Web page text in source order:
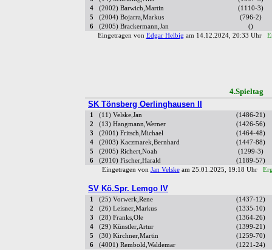
4
(2002) Barwich,Martin
(1110-3)
5
(2004) Bojarra,Markus
(796-2)
6
(2005) Brackermann,Jan
()
Eingetragen von Edgar Helbig am 14.12.2024, 20:33 Uhr
SK Tönsberg Oerlinghausen II
1 (11) Velske,Jan
(1486-21)
2
(13) Hangmann,Werner
(1426-56)
3
(2001) Fritsch,Michael
(1464-48)
4
(2003) Kaczmarek,Bernhard
(1447-88)
5
(2005) Richert,Noah
(1299-3)
6
(2010) Fischer,Harald
(1189-57)
Eingetragen von Jan Velskeam 25.01.2025, 19:18 Uhr
SV Kö.Spr. Lemgo IV
1 (25) Vorwerk,Rene
(1437-12)
2
(26) Leisner,Markus
(1335-10)
3
(28) Franks,Ole
(1364-26)
4
(29) Künstler,Artur
(1399-21)
5
(30) Kirchner,Martin
(1259-70)
6
(4001) Rembold,Waldemar
(1221-24)